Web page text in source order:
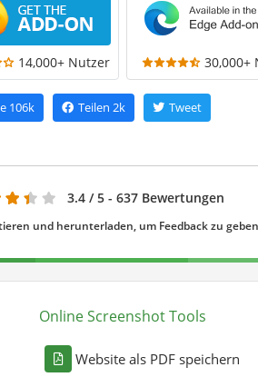
14,000+ Nutzer 30,000+
106k Teilen 2k Tweet
3.4 / 5 - 637 Bewertungen
und herunterladen, um Feedback zu geben
Online Screenshot Tools
Website als PDF speichern